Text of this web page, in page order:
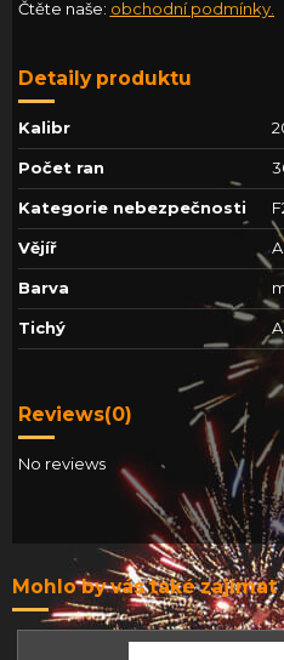
Čtěte naše: obchodní podmínky.
Detaily produktu
Kalibr
Počet ran
Kategorie nebezpečnosti
Vějíř
Barva
Tichý
Reviews(0)
No reviews
Mohlo by vás také zajímat